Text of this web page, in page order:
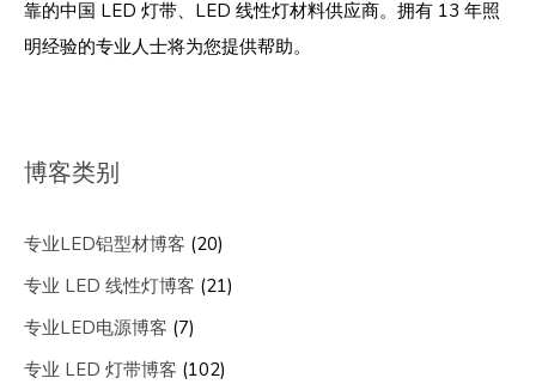
靠的中国 LED 灯带、LED 线性灯材料供应商。拥有 13 年照
明经验的专业人士将为您提供帮助。
博客类别
专业LED铝型材博客 (20)
专业 LED 线性灯博客 (21)
专业LED电源博客 (7)
专业 LED 灯带博客 (102)